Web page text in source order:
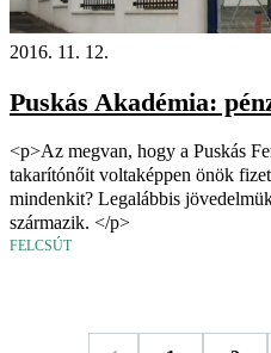
2016. 11. 12.
Puskás Akadémia:
<p>Az megvan, hogy a Puskás
takarítónőit voltaképpen önök
mindenkit? Legalábbis
származik. </p>
FELCSÚT